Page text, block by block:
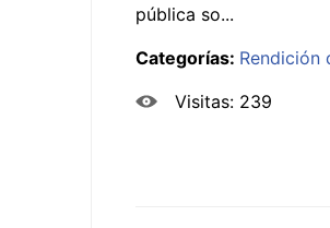
pública so...
Categorías: Rendición
Visitas: 239